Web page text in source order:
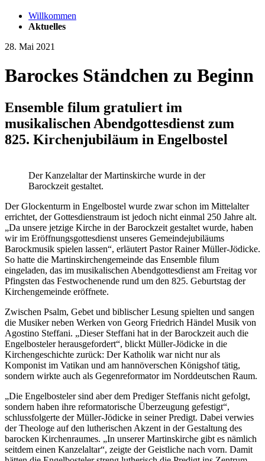
Willkommen
Aktuelles
28. Mai 2021
Barockes Ständchen zu Beginn
Ensemble filum gratuliert im
musikalischen Abendgottesdienst zum
825. Kirchenjubiläum in Engelbostel
Der Kanzelaltar der Martinskirche wurde in der
Barockzeit gestaltet.
Der Glockenturm in Engelbostel wurde zwar schon im Mittelalter
errichtet, der Gottesdienstraum ist jedoch nicht einmal 250 Jahre alt.
„Da unsere jetzige Kirche in der Barockzeit gestaltet wurde, haben
wir im Eröffnungsgottesdienst unseres Gemeindejubiläums
Barockmusik spielen lassen“, erläutert Pastor Rainer Müller-Jödicke.
So hatte die Martinskirchengemeinde das Ensemble filum
eingeladen, das im musikalischen Abendgottesdienst am Freitag vor
Pfingsten das Festwochenende rund um den 825. Geburtstag der
Kirchengemeinde eröffnete.
Zwischen Psalm, Gebet und biblischer Lesung spielten und sangen
die Musiker neben Werken von Georg Friedrich Händel Musik von
Agostino Steffani. „Dieser Steffani hat in der Barockzeit auch die
Engelbosteler herausgefordert“, blickt Müller-Jödicke in die
Kirchengeschichte zurück: Der Katholik war nicht nur als
Komponist im Vatikan und am hannöverschen Königshof tätig,
sondern wirkte auch als Gegenreformator im Norddeutschen Raum.
„Die Engelbosteler sind aber dem Prediger Steffanis nicht gefolgt,
sondern haben ihre reformatorische Überzeugung gefestigt“,
schlussfolgerte der Müller-Jödicke in seiner Predigt. Dabei verwies
der Theologe auf den lutherischen Akzent in der Gestaltung des
barocken Kirchenraumes. „In unserer Martinskirche gibt es nämlich
seitdem einen Kanzelaltar“, zeigte der Geistliche nach vorn. Damit